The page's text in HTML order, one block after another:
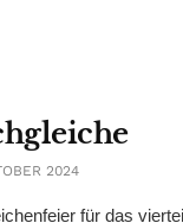
2024
für das